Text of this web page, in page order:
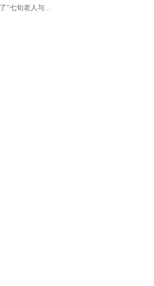
警方立案，女主播：正筹钱偿还